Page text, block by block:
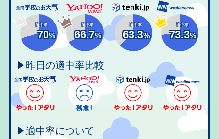
適中率
70%
適中率
66.7%
適中率
63.3%
適中率
73.3%
▶昨日の適中率比較
▶適中率について